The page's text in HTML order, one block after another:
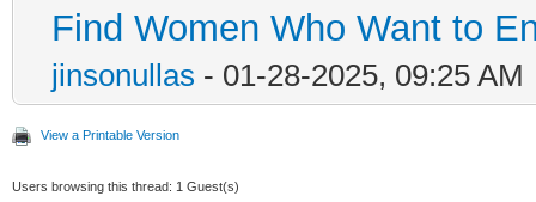
Find Women Who Want to
jinsonullas - 01-28-2025, 09:25 AM
View a Printable Version
Users browsing this thread: 1 Guest(s)